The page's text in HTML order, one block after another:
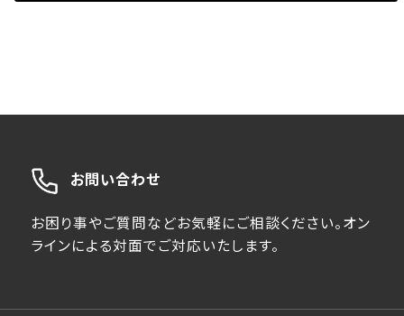
お問い合わせ
お困り事やご質問などお気軽にご相談ください。オン
ラインによる対面でご対応いたします。